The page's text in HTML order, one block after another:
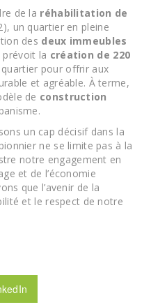
de la réhabilitation de
un quartier en pleine
des deux immeubles
la création de 220
pour offrir aux
et agréable. À terme,
de construction
un cap décisif dans la
ne se limite pas à la
notre engagement en
et de l’économie
que l’avenir de la
et le respect de notre